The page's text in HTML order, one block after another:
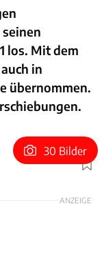
los. Mit dem
in
übernommen.
Foto: Red Bull
30 Bilder
ANZEIGE